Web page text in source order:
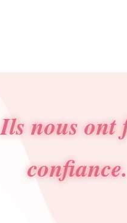
Ils nous ont
confiance.